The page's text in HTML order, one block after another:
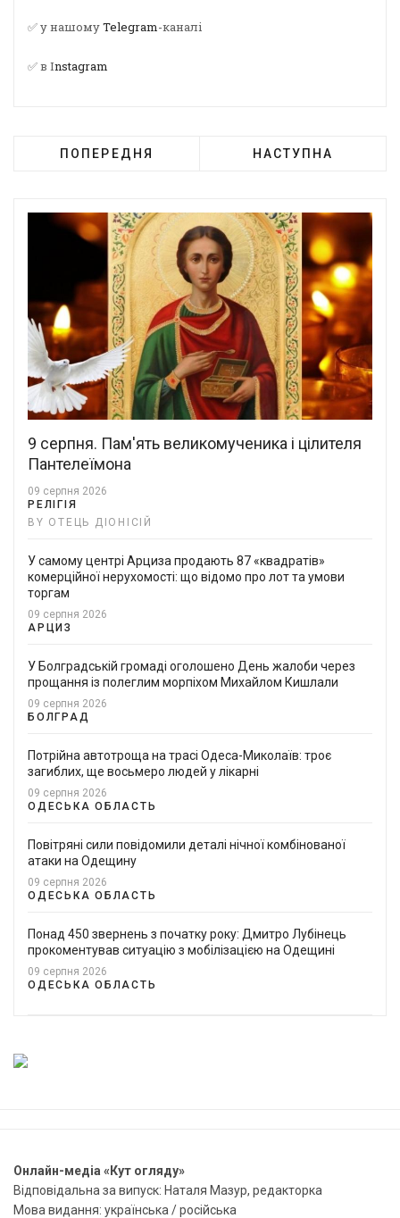
✅ у нашомуTelegram-каналі
✅ в Instagram
ПОПЕРЕДНЯ НАСТУПНА
9 серпня. Пам'ять великомученика і цілителя
Пантелеїмона
09 серпня 2026
РЕЛІГІЯ
BY ОТЕЦЬ ДІОНІСІЙ
У самому центрі Арциза продають 87 «квадратів»
комерційної нерухомості: що відомо про лот та умови
торгам
09 серпня 2026
АРЦИЗ
У Болградській громаді оголошено День жалоби через
прощання із полеглим морпіхом Михайлом Кишлали
09 серпня 2026
БОЛГРАД
Потрійна автотроща на трасі Одеса-Миколаїв: троє
загиблих, ще восьмеро людей у лікарні
09 серпня 2026
ОДЕСЬКА ОБЛАСТЬ
Повітряні сили повідомили деталі нічної комбінованої
атаки на Одещину
09 серпня 2026
ОДЕСЬКА ОБЛАСТЬ
Понад 450 звернень з початку року: Дмитро Лубінець
прокоментував ситуацію з мобілізацією на Одещині
09 серпня 2026
ОДЕСЬКА ОБЛАСТЬ
Онлайн-медіа «Кут огляду»
Відповідальна за випуск: Наталя Мазур, редакторка
Мова видання: українська / російська